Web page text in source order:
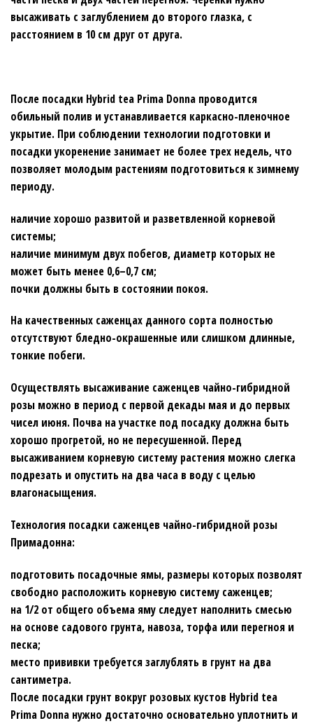
высаживать с заглублением до второго глазка, с
расстоянием в 10 см друг от друга.
После посадки Hybrіd tеa Prima Donna проводится
обильный полив и устанавливается каркасно-пленочное
укрытие. При соблюдении технологии подготовки и
посадки укоренение занимает не более трех недель, что
позволяет молодым растениям подготовиться к зимнему
периоду.
наличие хорошо развитой и разветвленной корневой
системы;
наличие минимум двух побегов, диаметр которых не
может быть менее 0,6–0,7 см;
почки должны быть в состоянии покоя.
На качественных саженцах данного сорта полностью
отсутствуют бледно-окрашенные или слишком длинные,
тонкие побеги.
Осуществлять высаживание саженцев чайно-гибридной
розы можно в период с первой декады мая и до первых
чисел июня. Почва на участке под посадку должна быть
хорошо прогретой, но не пересушенной. Перед
высаживанием корневую систему растения можно слегка
подрезать и опустить на два часа в воду с целью
влагонасыщения.
Технология посадки саженцев чайно-гибридной розы
Примадонна:
подготовить посадочные ямы, размеры которых позволят
свободно расположить корневую систему саженцев;
на 1/2 от общего объема яму следует наполнить смесью
на основе садового грунта, навоза, торфа или перегноя и
песка;
место прививки требуется заглублять в грунт на два
сантиметра.
После посадки грунт вокруг розовых кустов Hybrіd tеa
Prima Donna нужно достаточно основательно уплотнить и